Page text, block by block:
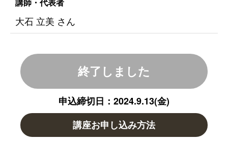
大石 立美 さん
終了しました
申込締切日：2024.9.13(金)
講座お申し込み方法